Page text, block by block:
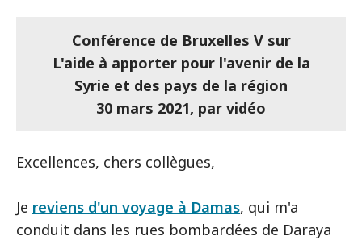
Conférence de Bruxelles V sur
L'aide à apporter pour l'avenir de la
Syrie et des pays de la région
30 mars 2021, par vidéo
Excellences, chers collègues,
Je reviens d'un voyage à Damas, qui m'a
conduit dans les rues bombardées de Daraya